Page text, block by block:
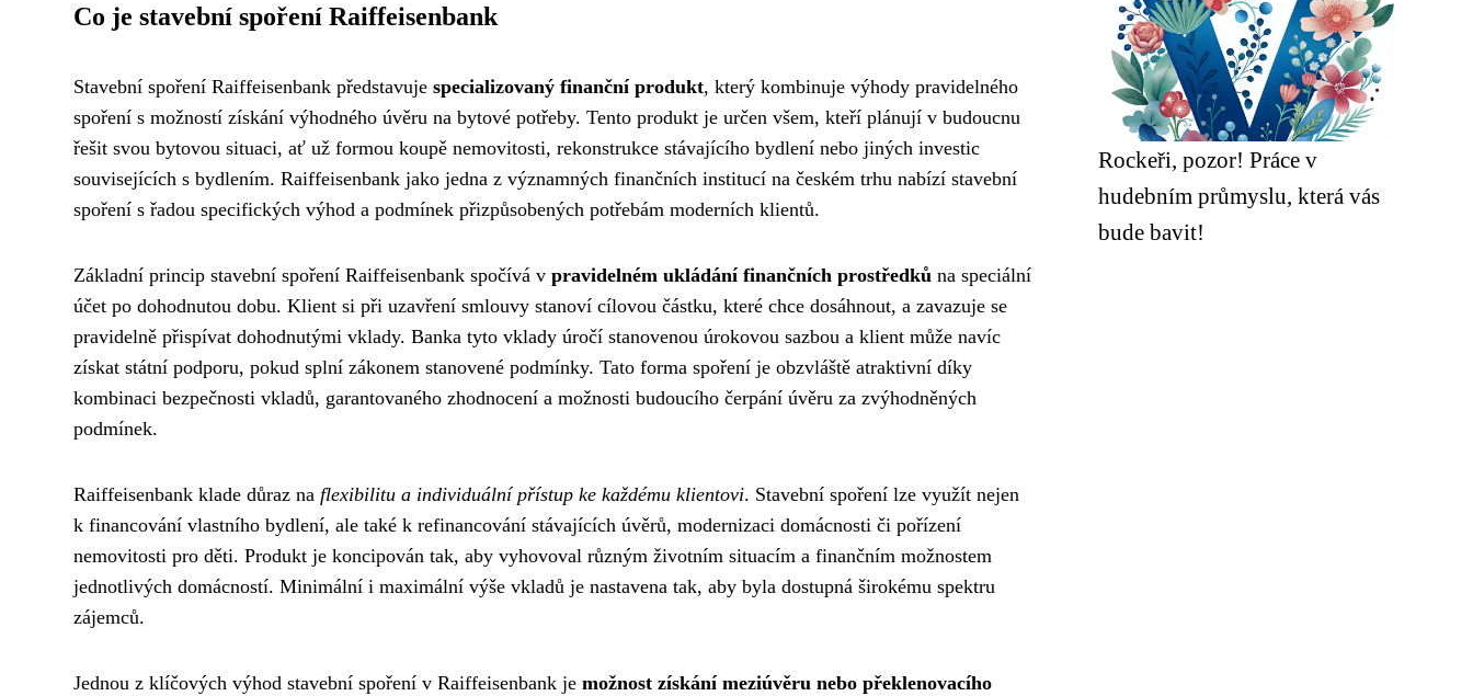
Co je stavební spoření Raiffeisenbank
Stavební spoření Raiffeisenbank představuje specializovaný finanční produkt, který kombinuje výhody pravidelného
spoření s možností získání výhodného úvěru na bytové potřeby. Tento produkt je určen všem, kteří plánují v budoucnu
řešit svou bytovou situaci, ať už formou koupě nemovitosti, rekonstrukce stávajícího bydlení nebo jiných investic
souvisejících s bydlením. Raiffeisenbank jako jedna z významných finančních institucí na českém trhu nabízí stavební
spoření s řadou specifických výhod a podmínek přizpůsobených potřebám moderních klientů.
Základní princip stavební spoření Raiffeisenbank spočívá v pravidelném ukládání finančních prostředků na speciální
účet po dohodnutou dobu. Klient si při uzavření smlouvy stanoví cílovou částku, které chce dosáhnout, a zavazuje se
pravidelně přispívat dohodnutými vklady. Banka tyto vklady úročí stanovenou úrokovou sazbou a klient může navíc
získat státní podporu, pokud splní zákonem stanovené podmínky. Tato forma spoření je obzvláště atraktivní díky
kombinaci bezpečnosti vkladů, garantovaného zhodnocení a možnosti budoucího čerpání úvěru za zvýhodněných
podmínek.
Raiffeisenbank klade důraz na flexibilitu a individuální přístup ke každému klientovi. Stavební spoření lze využít nejen
k financování vlastního bydlení, ale také k refinancování stávajících úvěrů, modernizaci domácnosti či pořízení
nemovitosti pro děti. Produkt je koncipován tak, aby vyhovoval různým životním situacím a finančním možnostem
jednotlivých domácností. Minimální i maximální výše vkladů je nastavena tak, aby byla dostupná širokému spektru
zájemců.
Jednou z klíčových výhod stavební spoření v Raiffeisenbank je možnost získání meziúvěru nebo překlenovacího
Rockeři, pozor! Práce v
hudebním průmyslu, která vás
bude bavit!